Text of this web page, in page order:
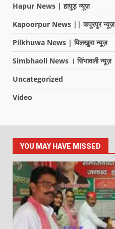
Hapur News | हापुड़ न्यूज़
Kapoorpur News || कपूरपुर न्यूज़
Pilkhuwa News | पिलखुवा न्यूज़
Simbhaoli News । सिंभावली न्यूज़
Uncategorized
Video
YOU MAY HAVE MISSED